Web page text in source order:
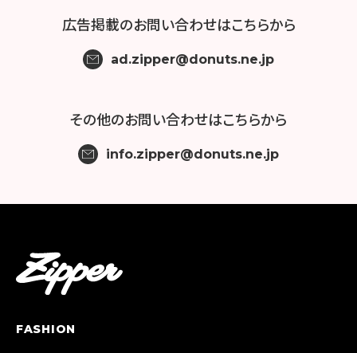
広告掲載のお問い合わせはこちらから
ad.zipper@donuts.ne.jp
その他のお問い合わせはこちらから
info.zipper@donuts.ne.jp
FASHION